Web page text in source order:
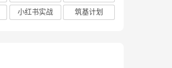
小红书实战 筑基计划